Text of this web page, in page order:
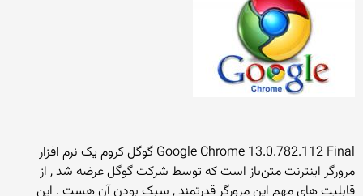
Google Chrome 13.0.782.112 Final گوگل کروم یک نرم افزار
مرورگر اینترنت متن‌باز است که توسط شرکت گوگل عرضه شد , از
قابلیت های مهم این مرورگر قدرتمند , سبک بودن آن هست . این